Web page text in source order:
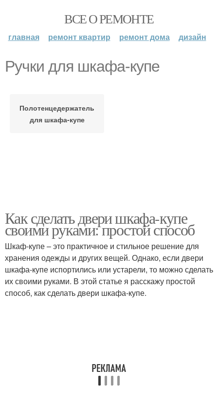
ВСЕ О РЕМОНТЕ
главная ремонт квартир ремонт дома дизайн
Ручки для шкафа-купе
Полотенцедержатель
для шкафа-купе
Как сделать двери шкафа-купе
своими руками: простой способ
Шкаф-купе – это практичное и стильное решение для
хранения одежды и других вещей. Однако, если двери
шкафа-купе испортились или устарели, то можно сделать
их своими руками. В этой статье я расскажу простой
способ, как сделать двери шкафа-купе.